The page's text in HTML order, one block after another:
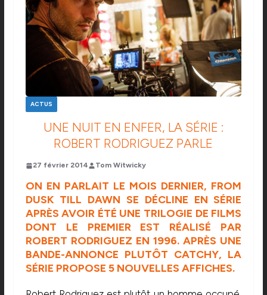
ACTUS
UNE NUIT EN ENFER, LA SÉRIE :
ROBERT RODRIGUEZ PARLE
27 février 2014 Tom Witwicky
ON EN PARLAIT LE MOIS DERNIER, FROM
DUSK TILL DAWN SE DÉCLINE EN SÉRIE
APRÈS AVOIR ÉTÉ UNE TRILOGIE DE FILMS
DONT LE PREMIER EST RÉALISÉ PAR
ROBERT RODRIGUEZ EN 1996. APRÈS UNE
BANDE-ANNONCE PLUTÔT CATCHY, LA
SÉRIE PROPOSE 5 NOUVELLES AFFICHES.